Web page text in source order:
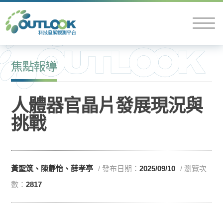
焦點報導
人體器官晶片發展現況與
挑戰
黃聖筑、陳靜怡、薛孝亭 / 發布日期：2025/09/10
/ 瀏覽次
數：2817